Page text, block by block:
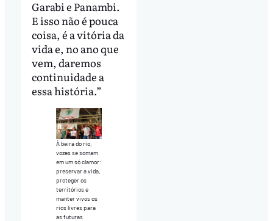
Garabi e Panambi.
E isso não é pouca
coisa, é a vitória da
vida e, no ano que
vem, daremos
continuidade a
essa história.”
À beira do rio,
vozes se somam
em um só clamor:
preservar a vida,
proteger os
territórios e
manter vivos os
rios livres para
as futuras